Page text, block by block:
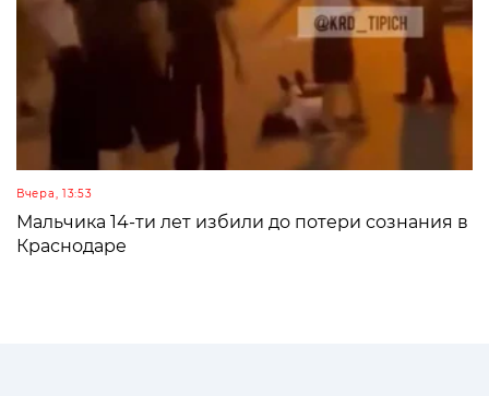
Вчера, 13:53
Мальчика 14-ти лет избили до потери сознания в
Краснодаре